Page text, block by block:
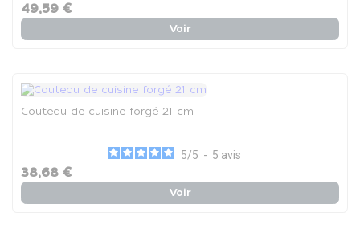
49,59 €
Voir
Couteau de cuisine forgé 21 cm
5/5 - 5 avis
38,68 €
Voir